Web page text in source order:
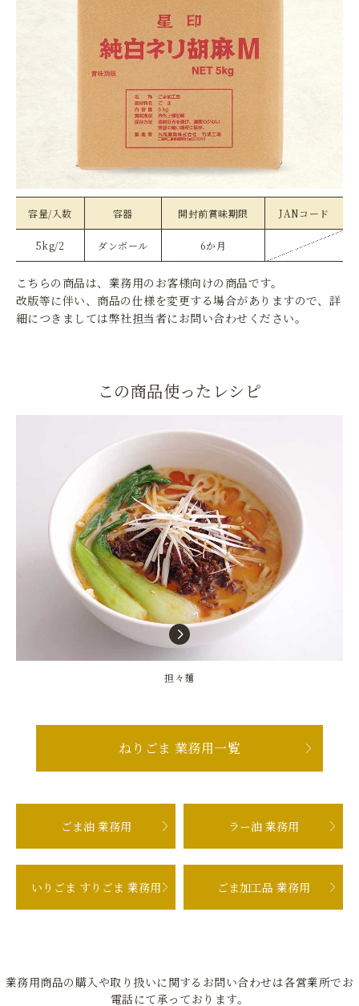
容量/入数 容器 開封前賞味期限 JANコード
5kg/2 ダンボール 6か月
こちらの商品は、業務用のお客様向けの商品です。
改版等に伴い、商品の仕様を変更する場合がありますので、詳
細につきましては弊社担当者にお問い合わせください。
この商品使ったレシピ
担々麺
ねりごま 業務用一覧
ごま油 業務用 ラー油 業務用
いりごま すりごま 業務用 ごま加工品 業務用
業務用商品の購入や取り扱いに関するお問い合わせは各営業所でお
電話にて承っております。